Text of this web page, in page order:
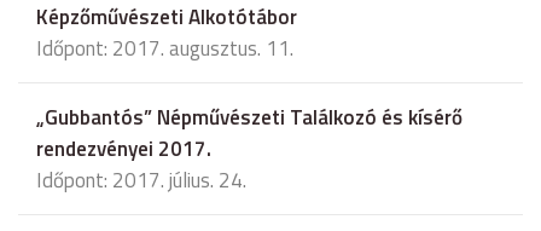
Képzőművészeti Alkotótábor
Időpont: 2017. augusztus. 11.
„Gubbantós” Népművészeti Találkozó és kísérő
rendezvényei 2017.
Időpont: 2017. július. 24.